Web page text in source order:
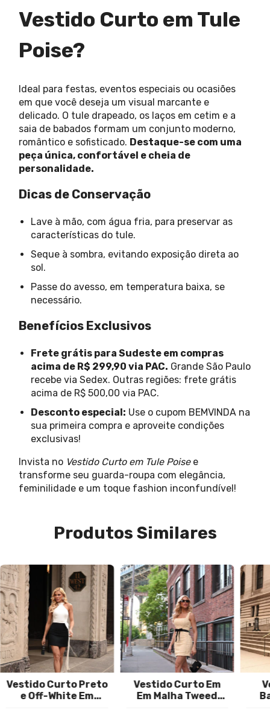
Vestido Curto em Tule
Poise?
Ideal para festas, eventos especiais ou ocasiões
em que você deseja um visual marcante e
delicado. O tule drapeado, os laços em cetim e a
saia de babados formam um conjunto moderno,
romântico e sofisticado. Destaque-se com uma
peça única, confortável e cheia de
personalidade.
Dicas de Conservação
Lave à mão, com água fria, para preservar as
características do tule.
Seque à sombra, evitando exposição direta ao
sol.
Passe do avesso, em temperatura baixa, se
necessário.
Benefícios Exclusivos
Frete grátis para Sudeste em compras
acima de R$ 299,90 via PAC. Grande São Paulo
recebe via Sedex. Outras regiões: frete grátis
acima de R$ 500,00 via PAC.
Desconto especial: Use o cupom BEMVINDA na
sua primeira compra e aproveite condições
exclusivas!
Invista no Vestido Curto em Tule Poisee
transforme seu guarda-roupa com elegância,
feminilidade e um toque fashion inconfundível!
Produtos Similares
Vestido Curto Preto
e Off-White Em
Vestido Curto Em
Em Malha Tweed